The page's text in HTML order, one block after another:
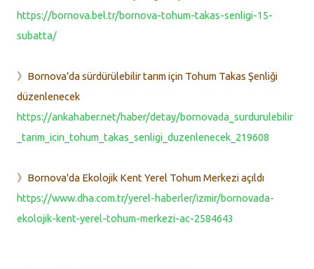
https://bornova.bel.tr/bornova-tohum-takas-senligi-15-
subatta/
》Bornova’da sürdürülebilir tarım için Tohum Takas Şenliği
düzenlenecek
https://ankahaber.net/haber/detay/bornovada_surdurulebilir
_tarim_icin_tohum_takas_senligi_duzenlenecek_219608
》Bornova'da Ekolojik Kent Yerel Tohum Merkezi açıldı
https://www.dha.com.tr/yerel-haberler/izmir/bornovada-
ekolojik-kent-yerel-tohum-merkezi-ac-2584643